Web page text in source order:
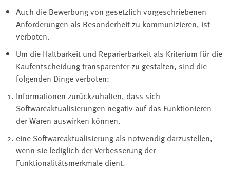
Auch die Bewerbung von gesetzlich vorgeschriebenen
Anforderungen als Besonderheit zu kommunizieren, ist
verboten.
Um die Haltbarkeit und Reparierbarkeit als Kriterium für die
Kaufentscheidung transparenter zu gestalten, sind die
folgenden Dinge verboten:
Informationen zurückzuhalten, dass sich
Softwareaktualisierungen negativ auf das Funktionieren
der Waren auswirken können.
eine Softwareaktualisierung als notwendig darzustellen,
wenn sie lediglich der Verbesserung der
Funktionalitätsmerkmale dient.